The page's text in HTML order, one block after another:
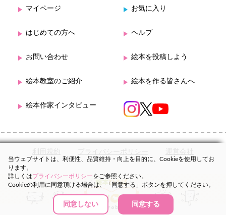
マイページ お気に入り
はじめての方へ ヘルプ
お問い合わせ 絵本を投稿しよう
絵本教室のご紹介 絵本を作る皆さんへ
絵本作家インタビュー
利用規約 プライバシーポリシー 運営会社
当ウェブサイトは、利便性、品質維持・向上を目的に、Cookieを使用してお
ります。
詳しくはプライバシーポリシーをご参照ください。
Cookieの利用に同意頂ける場合は、「同意する」ボタンを押してください。
同意しない 同意する